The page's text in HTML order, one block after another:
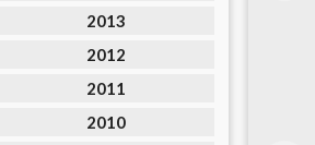
2013
2012
2011
2010